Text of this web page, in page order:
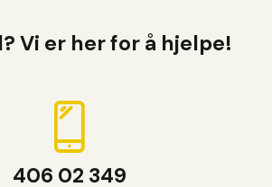
Vi er her for å hjelpe!
406 02 349